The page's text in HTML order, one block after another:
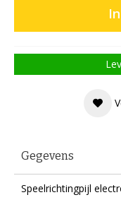
Gegevens
Speelrichtingpijl